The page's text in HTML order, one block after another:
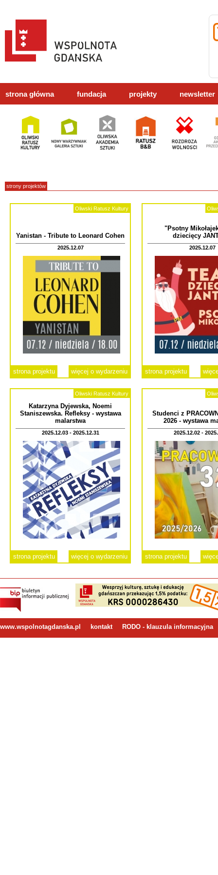
strona główna fundacja projekty newsletter
strony projektów
Oliwski Ratusz Kultury
Yanistan - Tribute to Leonard Cohen
2025.12.07
strona projektu więcej o wydarzeniu
"Psotny
dziecięcy
2025.12.07
strona projektu
Oliwski Ratusz Kultury
Katarzyna Dyjewska, Noemi
Staniszewska. Refleksy - wystawa
malarstwa
2025.12.03 - 2025.12.31
strona projektu więcej o wydarzeniu
Studenci z
2026 - wystawa
2025.12.02 -
strona projektu
www.wspolnotagdanska.pl kontakt RODO - klauzula informacyjna